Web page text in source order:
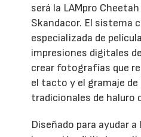
será la LAMpro
Skandacor. El sistema
especializada de
impresiones digitales
crear fotografías que
el tacto y el gramaje
tradicionales de haluro
Diseñado para ayudar